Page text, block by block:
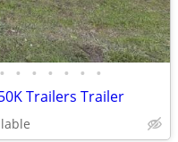
• • • • • • •
Trailers Trailer